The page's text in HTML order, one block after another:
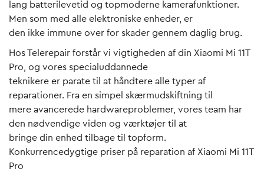
lang batterilevetid og topmoderne kamerafunktioner.
Men som med alle elektroniske enheder, er
den ikke immune over for skader gennem daglig brug.
Hos Telerepair forstår vi vigtigheden af din Xiaomi Mi 11T
Pro, og vores specialuddannede
teknikere er parate til at håndtere alle typer af
reparationer. Fra en simpel skærmudskiftning til
mere avancerede hardwareproblemer, vores team har
den nødvendige viden og værktøjer til at
bringe din enhed tilbage til topform.
Konkurrencedygtige priser på reparation af Xiaomi Mi 11T
Pro